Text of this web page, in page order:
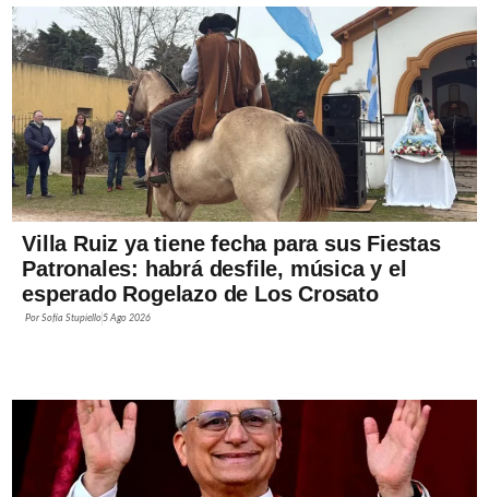
Villa Ruiz ya tiene fecha para sus Fiestas
Patronales: habrá desfile, música y el
esperado Rogelazo de Los Crosato
PorSofía Stupiello5 Ago 2026